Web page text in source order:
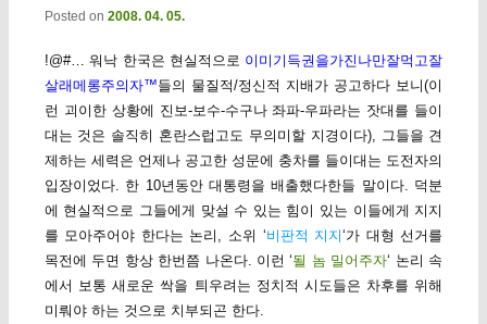
Posted on 2008. 04. 05.
!@#… 워낙 한국은 현실적으로 이미기득권을가진나만잘먹고잘
살래메롱주의자™들의 물질적/정신적 지배가 공고하다 보니(이
런 괴이한 상황에 진보-보수-수구나 좌파-우파라는 잣대를 들이
대는 것은 솔직히 혼란스럽고도 무의미할 지경이다), 그들을 견
제하는 세력은 언제나 공고한 성문에 충차를 들이대는 도전자의
입장이었다. 한 10년동안 대통령을 배출했다한들 말이다. 덕분
에 현실적으로 그들에게 맞설 수 있는 힘이 있는 이들에게 지지
를 모아주어야 한다는 논리, 소위 ‘비판적 지지‘가 대형 선거를
목전에 두면 항상 한번쯤 나온다. 이런 ‘될 놈 밀어주자‘ 논리 속
에서 보통 새로운 싹을 틔우려는 정치적 시도들은 차후를 위해
미뤄야 하는 것으로 치부되곤 한다.